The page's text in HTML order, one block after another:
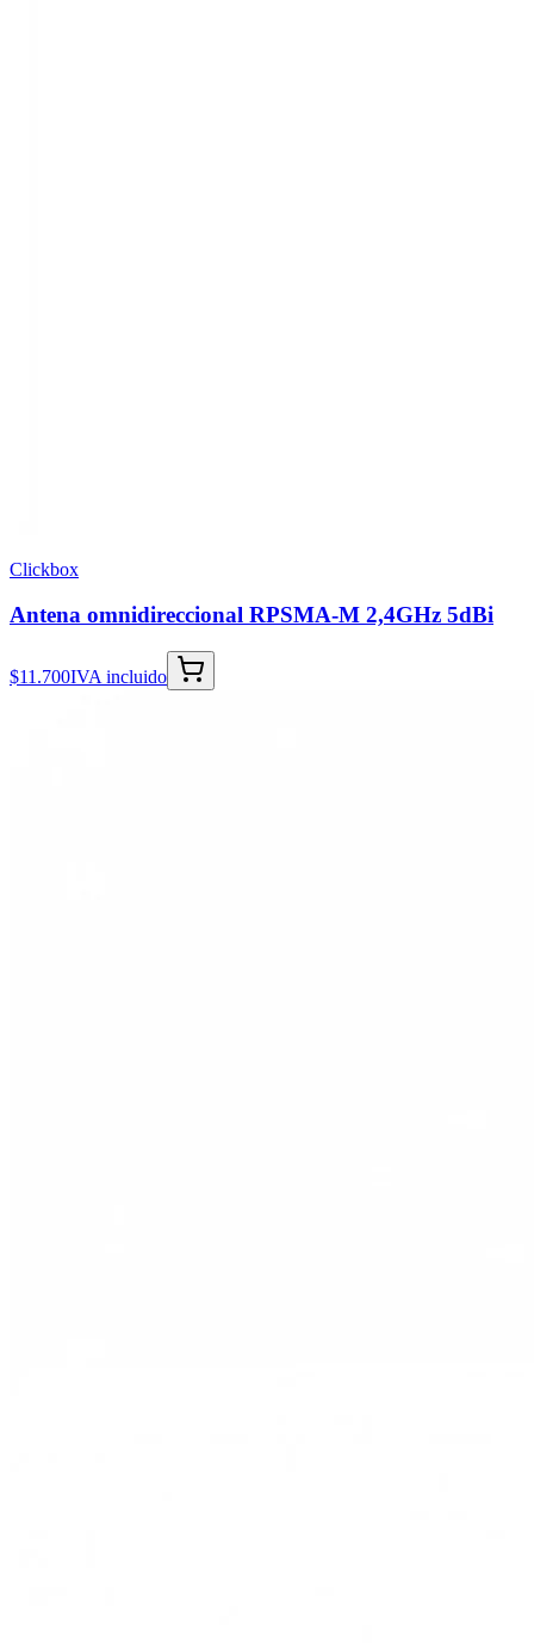
Clickbox
Antena omnidireccional RPSMA-M 2,4GHz 5dBi
$11.700IVA incluido